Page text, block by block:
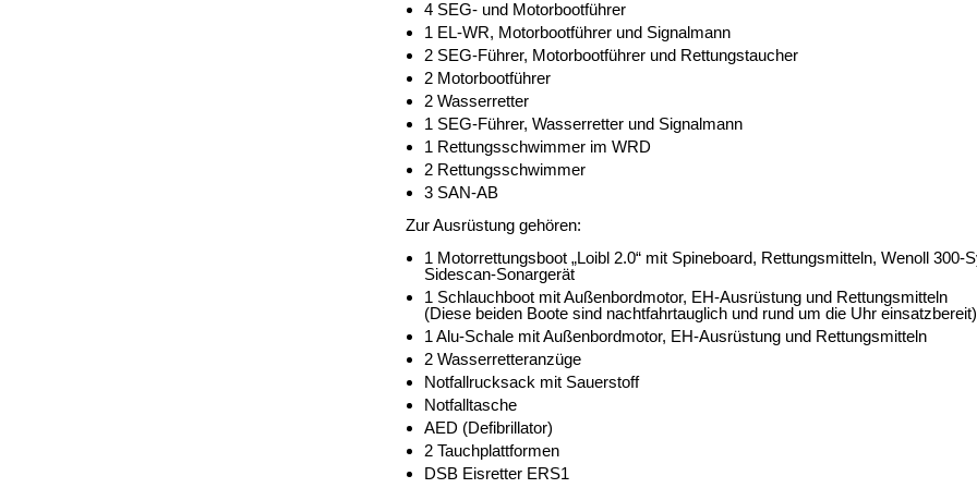
4 SEG- und Motorbootführer
1 EL-WR, Motorbootführer und Signalmann
2 SEG-Führer, Motorbootführer und Rettungstaucher
2 Motorbootführer
2 Wasserretter
1 SEG-Führer, Wasserretter und Signalmann
1 Rettungsschwimmer im WRD
2 Rettungsschwimmer
3 SAN-AB
Zur Ausrüstung gehören:
1 Motorrettungsboot „Loibl 2.0“ mit Spineboard, Rettungsmitteln, Wenoll 300-
Sidescan-Sonargerät
1 Schlauchboot mit Außenbordmotor, EH-Ausrüstung und Rettungsmitteln
(Diese beiden Boote sind nachtfahrtauglich und rund um die Uhr einsatzbereit)
1 Alu-Schale mit Außenbordmotor, EH-Ausrüstung und Rettungsmitteln
2 Wasserretteranzüge
Notfallrucksack mit Sauerstoff
Notfalltasche
AED (Defibrillator)
2 Tauchplattformen
DSB Eisretter ERS1